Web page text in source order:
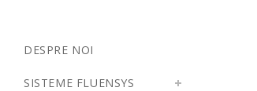
DESPRE NOI
SISTEME FLUENSYS